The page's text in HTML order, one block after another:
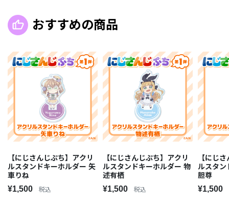
おすすめの商品
【にじさんじぷち】アクリ
ルスタンドキーホルダー 矢
車りね
¥1,500 税込
【にじさんじぷち】アクリ
ルスタンドキーホルダー 物
述有栖
¥1,500 税込
【にじ
ルスタン
胆尊
¥1,500